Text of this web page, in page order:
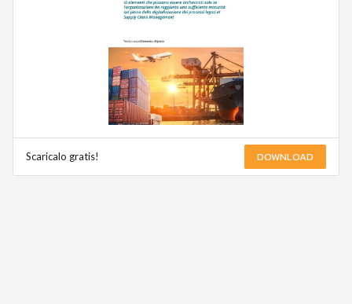
Scaricalo gratis! DOWNLOAD